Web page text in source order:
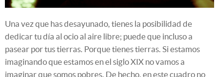
Una vez que has desayunado, tienes la posibilidad de
dedicar tu día al ocio al aire libre; puede que incluso a
pasear por tus tierras. Porque tienes tierras. Si estamos
imaginando que estamos en el siglo XIX no vamos a
imaginar que somos pobres. De hecho, en este cuadro no